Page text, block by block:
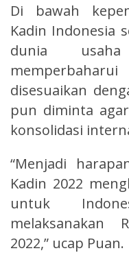
Di bawah
Kadin Indonesia
dunia
disesuaikan
pun diminta
konsolidasi
“Menjadi
Kadin 2022
untuk
melaksanakan
2022,” ucap Puan.